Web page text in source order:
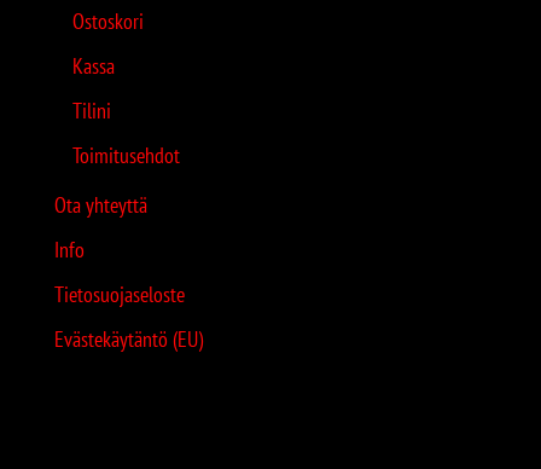
Ostoskori
Kassa
Tilini
Toimitusehdot
Ota yhteyttä
Info
Tietosuojaseloste
Evästekäytäntö (EU)